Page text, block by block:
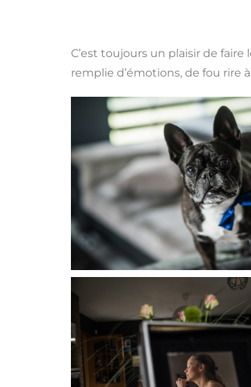
C’est toujours un plaisir de
remplie d’émotions, de fou rire